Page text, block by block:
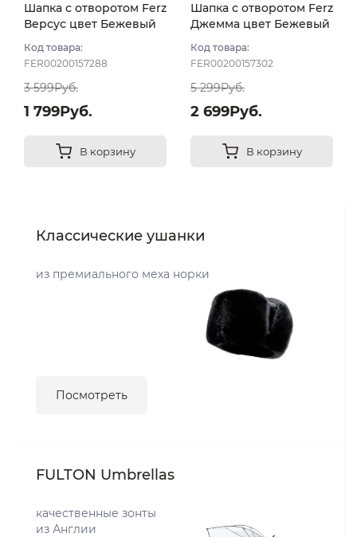
Шапка с отворотом Ferz
Версус цвет Бежевый
Код товара:
FER00200157288
3 599Руб.
1 799Руб.
В корзину
Шапка с отворотом Ferz
Джемма цвет Бежевый
Код товара:
FER00200157302
5 299Руб.
2 699Руб.
В корзину
Классические ушанки
из премиального меха норки
Посмотреть
FULTON Umbrellas
качественные зонты
из Англии